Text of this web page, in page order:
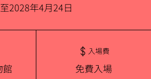
館
至2028年4月24日
入場費
免費入場